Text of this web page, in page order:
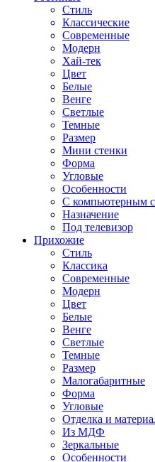
Стиль
Классические
Современные
Модерн
Хай-тек
Цвет
Белые
Венге
Светлые
Темные
Размер
Мини стенки
Форма
Угловые
Особенности
С компьютерным
Назначение
Под телевизор
Прихожие
Стиль
Классика
Современные
Модерн
Цвет
Белые
Венге
Светлые
Темные
Размер
Малогабаритные
Форма
Угловые
Отделка и
Из МДФ
Зеркальные
Особенности